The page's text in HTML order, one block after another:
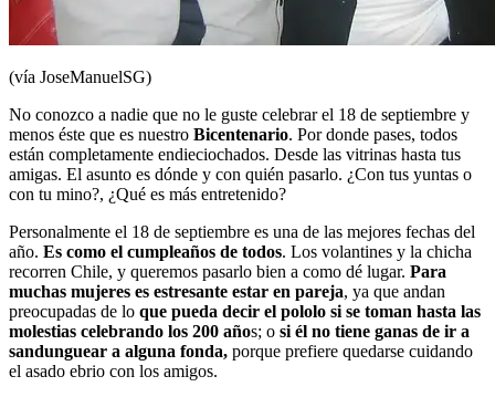
(vía JoseManuelSG)
No conozco a nadie que no le guste celebrar el 18 de septiembre y
menos éste que es nuestro Bicentenario. Por donde pases, todos
están completamente endieciochados. Desde las vitrinas hasta tus
amigas. El asunto es dónde y con quién pasarlo. ¿Con tus yuntas o
con tu mino?, ¿Qué es más entretenido?
Personalmente el 18 de septiembre es una de las mejores fechas del
año. Es como el cumpleaños de todos. Los volantines y la chicha
recorren Chile, y queremos pasarlo bien a como dé lugar. Para
muchas mujeres es estresante estar en pareja, ya que andan
preocupadas de lo que pueda decir el pololo si se toman hasta las
molestias celebrando los 200 años; o si él no tiene ganas de ir a
sandunguear a alguna fonda, porque prefiere quedarse cuidando
el asado ebrio con los amigos.